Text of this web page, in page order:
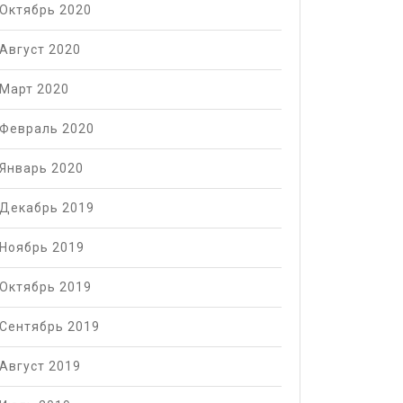
Октябрь 2020
Август 2020
Март 2020
Февраль 2020
Январь 2020
Декабрь 2019
Ноябрь 2019
Октябрь 2019
Сентябрь 2019
Август 2019